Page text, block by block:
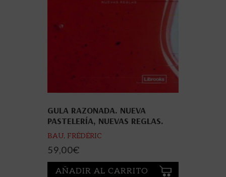
GULA RAZONADA. NUEVA
PASTELERÍA, NUEVAS REGLAS.
BAU, FRÉDÉRIC
59,00€
AÑADIR AL CARRITO